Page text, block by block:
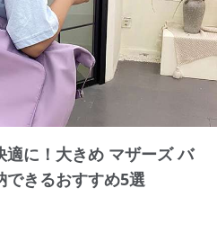
に！大きめ マザーズ バ
できるおすすめ5選